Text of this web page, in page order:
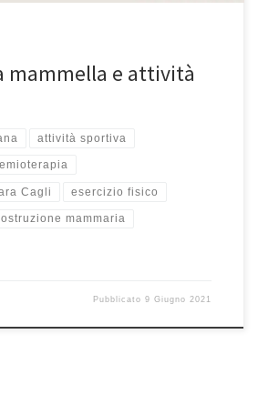
mammella e attività
attività sportiva
Cagli esercizio fisico
mammaria
Pubblicato9 Giugno 2021